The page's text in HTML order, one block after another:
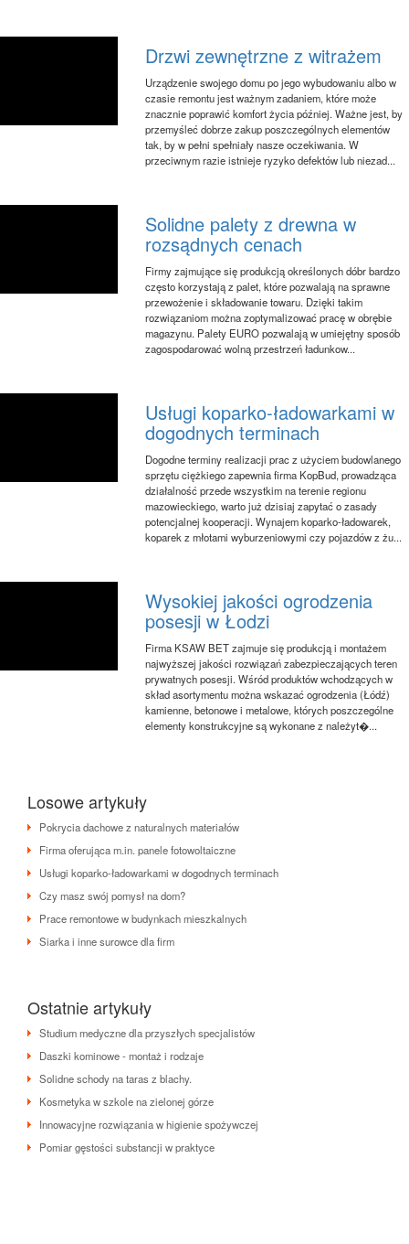
Drzwi zewnętrzne z witrażem
Urządzenie swojego domu po jego wybudowaniu albo w
czasie remontu jest ważnym zadaniem, które może
znacznie poprawić komfort życia później. Ważne jest, by
przemyśleć dobrze zakup poszczególnych elementów
tak, by w pełni spełniały nasze oczekiwania. W
przeciwnym razie istnieje ryzyko defektów lub niezad...
Solidne palety z drewna w
rozsądnych cenach
Firmy zajmujące się produkcją określonych dóbr bardzo
często korzystają z palet, które pozwalają na sprawne
przewożenie i składowanie towaru. Dzięki takim
rozwiązaniom można zoptymalizować pracę w obrębie
magazynu. Palety EURO pozwalają w umiejętny sposób
zagospodarować wolną przestrzeń ładunkow...
Usługi koparko-ładowarkami w
dogodnych terminach
Dogodne terminy realizacji prac z użyciem budowlanego
sprzętu ciężkiego zapewnia firma KopBud, prowadząca
działalność przede wszystkim na terenie regionu
mazowieckiego, warto już dzisiaj zapytać o zasady
potencjalnej kooperacji. Wynajem koparko-ładowarek,
koparek z młotami wyburzeniowymi czy pojazdów z żu...
Wysokiej jakości ogrodzenia
posesji w Łodzi
Firma KSAW BET zajmuje się produkcją i montażem
najwyższej jakości rozwiązań zabezpieczających teren
prywatnych posesji. Wśród produktów wchodzących w
skład asortymentu można wskazać ogrodzenia (Łódź)
kamienne, betonowe i metalowe, których poszczególne
elementy konstrukcyjne są wykonane z należyt�...
Losowe artykuły
Pokrycia dachowe z naturalnych materiałów
Firma oferująca m.in. panele fotowoltaiczne
Usługi koparko-ładowarkami w dogodnych terminach
Czy masz swój pomysł na dom?
Prace remontowe w budynkach mieszkalnych
Siarka i inne surowce dla firm
Ostatnie artykuły
Studium medyczne dla przyszłych specjalistów
Daszki kominowe - montaż i rodzaje
Solidne schody na taras z blachy.
Kosmetyka w szkole na zielonej górze
Innowacyjne rozwiązania w higienie spożywczej
Pomiar gęstości substancji w praktyce